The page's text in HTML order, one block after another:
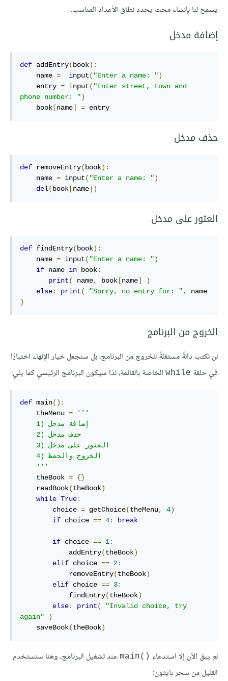
يسمح لنا بإنشاء محث يحدد نطاق الأعداد المناسب.
إضافة مدخل
def addEntry(book):
    name
=
  input
( "Enter a name: ")
    entry
= input( "Enter street, town and
phone number: ")
    book
[name] = entry
حذف مدخل
def removeEntry(book):
    name
= input( "Enter a name: ")
del(book [name])
العثور على مدخل
def findEntry(book):
    name
= input( "Enter a name: ")
if name in book:
print( name, book [name]
)
else: print( "Sorry, no entry for: ",
)
الخروج من البرنامج
لن نكتب دالةً مستقلةً للخروج من البرنامج، بل سنجعل خيار الإنهاء اختبارًا
في حلقة while الخاصة بالقائمة، لذا سيكون البرنامج الرئيسي كما يلي:
def main():
    theMenu
=
'''
    '''
    theBook
= {}
    readBook
(theBook)
while True:
        choice
= getChoice(theMenu, 4)
if choice == 4: break
if choice == 1:
            addEntry
(theBook)
elif choice == 2:
            removeEntry
(theBook)
elif choice == 3:
            findEntry
(theBook)
else: print(
"Invalid choice, try
again"
)
    saveBook
(theBook)
لم يبق الآن إلا استدعاء main()‎ عند تشغيل البرنامج، وهنا سنستخدم
القليل من سحر بايثون: